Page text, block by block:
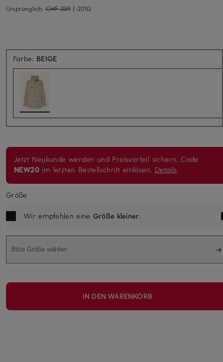
Ursprünglich: CHF 239 (-20%)
Farbe: BEIGE
Jetzt Neukunde werden und Preisvorteil sichern. Code
NEW20 im letzten Bestellschritt einlösen. Details
Größe
Wir empfehlen eine Größe kleiner.
Bitte Größe wählen
IN DEN WARENKORB